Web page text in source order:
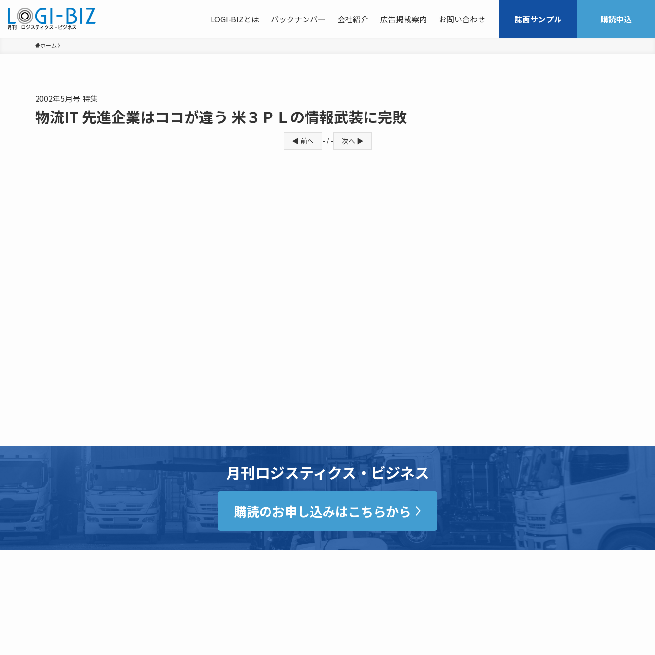
LOGI-BIZとは バックナンバー 会社紹介 広告掲載案内 お問い合わせ 誌面サンプル 購読申込
ホーム
2002年5月号 特集
物流IT 先進企業はココが違う 米３ＰＬの情報武装に完敗
◀ 前へ - / - 次へ ▶
月刊ロジスティクス・ビジネス
購読のお申し込みはこちらから